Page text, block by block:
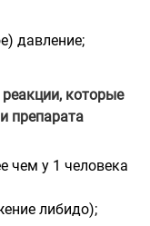
давление;
которые
препарата
чем у 1 человека
либидо);